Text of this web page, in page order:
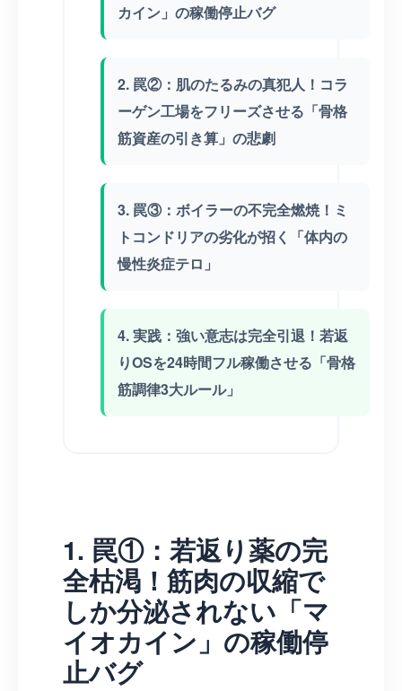
カイン」の稼働停止バグ
2. 罠②：肌のたるみの真犯人！コラ
ーゲン工場をフリーズさせる「骨格
筋資産の引き算」の悲劇
3. 罠③：ボイラーの不完全燃焼！ミ
トコンドリアの劣化が招く「体内の
慢性炎症テロ」
4. 実践：強い意志は完全引退！若返
りOSを24時間フル稼働させる「骨格
筋調律3大ルール」
1. 罠①：若返り薬の完
全枯渇！筋肉の収縮で
しか分泌されない「マ
イオカイン」の稼働停
止バグ